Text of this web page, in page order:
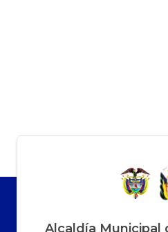
Alcaldía Municipal